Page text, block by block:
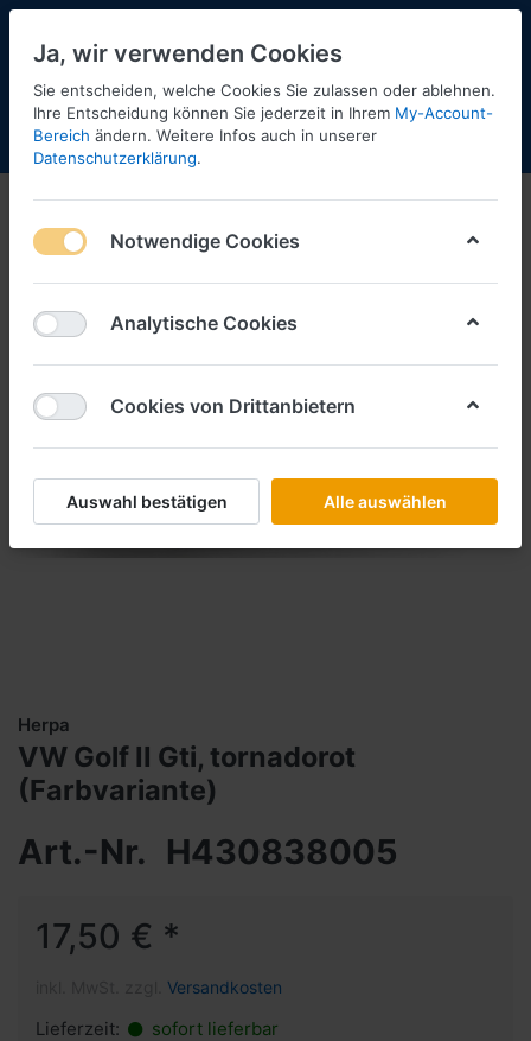
Menü Anmelden Shopaktualisierung
Herpa
VW Golf II Gti, tornadorot
(Farbvariante)
Art.-Nr. H430838005
17,50 € *
Versandkosten
Lieferzeit: sofort lieferbar
Ja, wir verwenden Cookies
Sie entscheiden, welche Cookies Sie zulassen oder ablehnen.
Ihre Entscheidung können Sie jederzeit in Ihrem My-Account-
Bereich ändern. Weitere Infos auch in unserer
Datenschutzerklärung.
Notwendige Cookies
Analytische Cookies
Cookies von Drittanbietern
Auswahl bestätigen Alle auswählen